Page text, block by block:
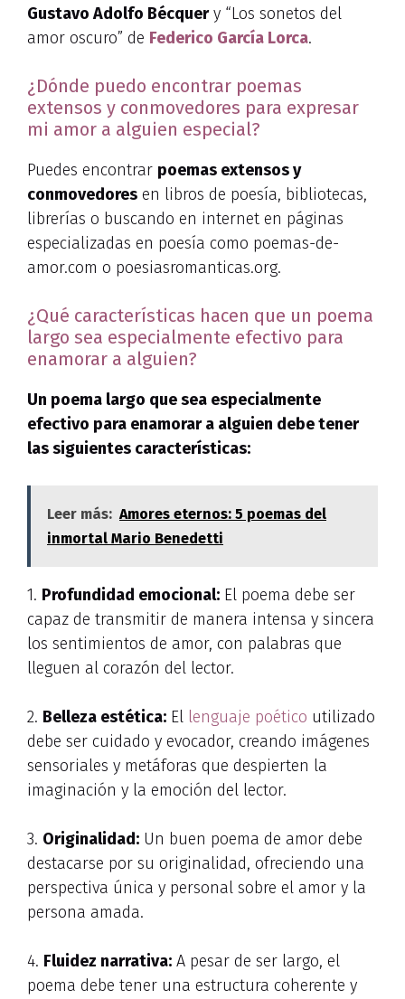
Gustavo Adolfo Bécquery “Los sonetos del
amor oscuro” de Federico García Lorca.
¿Dónde puedo encontrar poemas
extensos y conmovedores para expresar
mi amor a alguien especial?
Puedes encontrar poemas extensos y
conmovedores en libros de poesía, bibliotecas,
librerías o buscando en internet en páginas
especializadas en poesía como poemas-de-
amor.com o poesiasromanticas.org.
¿Qué características hacen que un poema
largo sea especialmente efectivo para
enamorar a alguien?
Un poema largo que sea especialmente
efectivo para enamorar a alguien debe tener
las siguientes características:
Leer más: Amores eternos: 5 poemas del
inmortal Mario Benedetti
1. Profundidad emocional: El poema debe ser
capaz de transmitir de manera intensa y sincera
los sentimientos de amor, con palabras que
lleguen al corazón del lector.
2. Belleza estética: El lenguaje poético utilizado
debe ser cuidado y evocador, creando imágenes
sensoriales y metáforas que despierten la
imaginación y la emoción del lector.
3. Originalidad: Un buen poema de amor debe
destacarse por su originalidad, ofreciendo una
perspectiva única y personal sobre el amor y la
persona amada.
4. Fluidez narrativa: A pesar de ser largo, el
poema debe tener una estructura coherente y